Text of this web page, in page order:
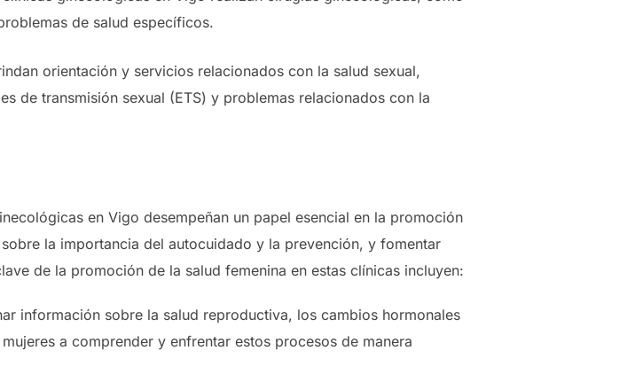
de salud específicos.
orientación y servicios relacionados con la salud sexual,
de transmisión sexual (ETS) y problemas relacionados con la
en Vigo desempeñan un papel esencial en la promoción
la importancia del autocuidado y la prevención, y fomentar
de la promoción de la salud femenina en estas clínicas incluyen:
información sobre la salud reproductiva, los cambios hormonales
a comprender y enfrentar estos procesos de manera